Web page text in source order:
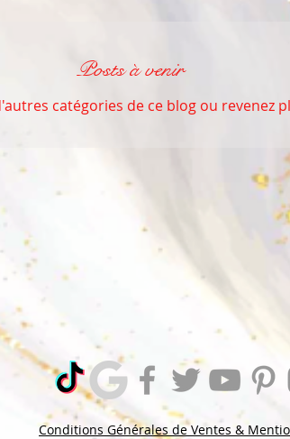
Posts à venir
catégories de ce blog ou revenez
Conditions Générales de Ventes &